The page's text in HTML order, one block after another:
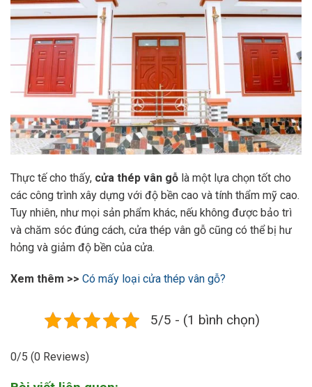
Thực tế cho thấy, cửa thép vân gỗ là một lựa chọn tốt cho
các công trình xây dựng với độ bền cao và tính thẩm mỹ cao.
Tuy nhiên, như mọi sản phẩm khác, nếu không được bảo trì
và chăm sóc đúng cách, cửa thép vân gỗ cũng có thể bị hư
hỏng và giảm độ bền của cửa.
Xem thêm >> Có mấy loại cửa thép vân gỗ?
5/5 - (1 bình chọn)
0/5 (0 Reviews)